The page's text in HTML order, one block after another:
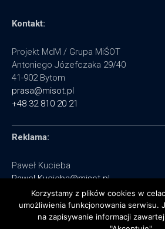
Kontakt:
Projekt MdM / Grupa MiŚOT
Antoniego Józefczaka 29/40
41-902 Bytom
prasa@misot.pl
+48 32 810 20 21
Reklama:
Paweł Kucieba
Pawel.Kucieba@misot.pl
+48 602 495 064
Korzystamy z plików cookies w
umożliwienia funkcjonowania serwisu.
na zapisywanie informacji